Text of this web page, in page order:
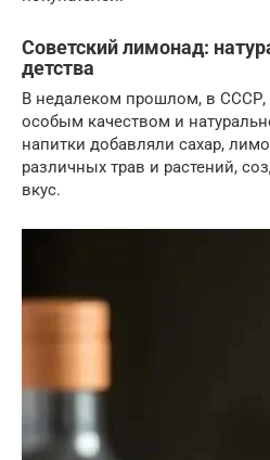
Советский лимонад:
детства
В недалеком прошлом, в СССР,
особым качеством и
напитки добавляли сахар,
различных трав и растений,
вкус.